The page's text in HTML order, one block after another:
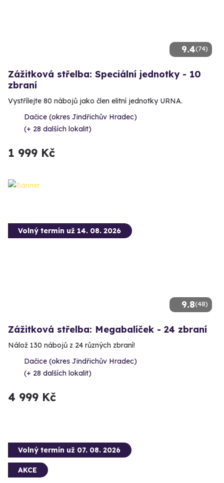
9.4(74)
Zážitková střelba: Speciální jednotky - 10
zbraní
Vystřílejte 80 nábojů jako člen elitní jednotky URNA.
Dačice (okres Jindřichův Hradec)
(+ 28 dalších lokalit)
1 999 Kč
9.8(48)
Volný termín už 14. 08. 2026
Zážitková střelba: Megabalíček - 24 zbraní
Nálož 130 nábojů z 24 různých zbraní!
Dačice (okres Jindřichův Hradec)
(+ 28 dalších lokalit)
4 999 Kč
Volný termín už 07. 08. 2026
AKCE